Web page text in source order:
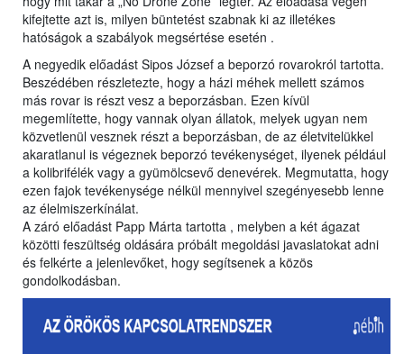
kifejtette azt is, milyen büntetést szabnak ki az illetékes
hatóságok a szabályok megsértése esetén .
A negyedik előadást Sipos József a beporzó rovarokról tartotta.
Beszédében részletezte, hogy a házi méhek mellett számos
más rovar is részt vesz a beporzásban. Ezen kívül
megemlítette, hogy vannak olyan állatok, melyek ugyan nem
közvetlenül vesznek részt a beporzásban, de az életvitelükkel
akaratlanul is végeznek beporzó tevékenységet, ilyenek például
a kolibrifélék vagy a gyümölcsevő denevérek. Megmutatta, hogy
ezen fajok tevékenysége nélkül mennyivel szegényesebb lenne
az élelmiszerkínálat.
A záró előadást Papp Márta tartotta , melyben a két ágazat
közötti feszültség oldására próbált megoldási javaslatokat adni
és felkérte a jelenlevőket, hogy segítsenek a közös
gondolkodásban.